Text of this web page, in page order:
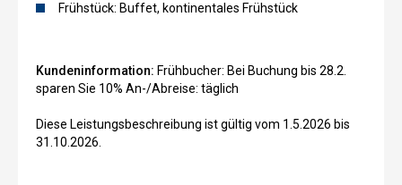
Frühstück: Buffet, kontinentales Frühstück
Kundeninformation: Frühbucher: Bei Buchung bis 28.2.
sparen Sie 10% An-/Abreise: täglich
Diese Leistungsbeschreibung ist gültig vom 1.5.2026 bis
31.10.2026.